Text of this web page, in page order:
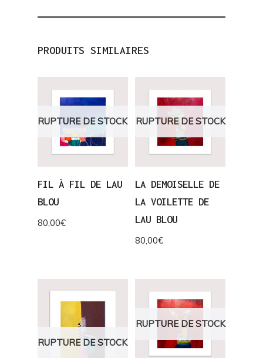
PRODUITS SIMILAIRES
RUPTURE DE STOCK
FIL À FIL DE LAU
BLOU
80,00€
RUPTURE DE STOCK
LA DEMOISELLE DE
LA VOILETTE DE
LAU BLOU
80,00€
RUPTURE DE STOCK
RUPTURE DE STOCK